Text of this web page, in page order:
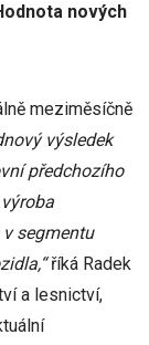
nových
meziměsíčně
výsledek
předchozího
segmentu
říká Radek
a lesnictví,